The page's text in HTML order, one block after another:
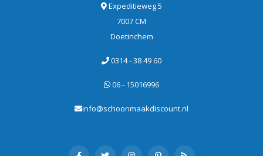
Expeditieweg 5
7007 CM
Doetinchem
0314 - 38 49 60
06 - 15016996
info@schoonmaakdiscount.nl